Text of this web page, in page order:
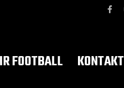
FOOTBALL KONTAKT